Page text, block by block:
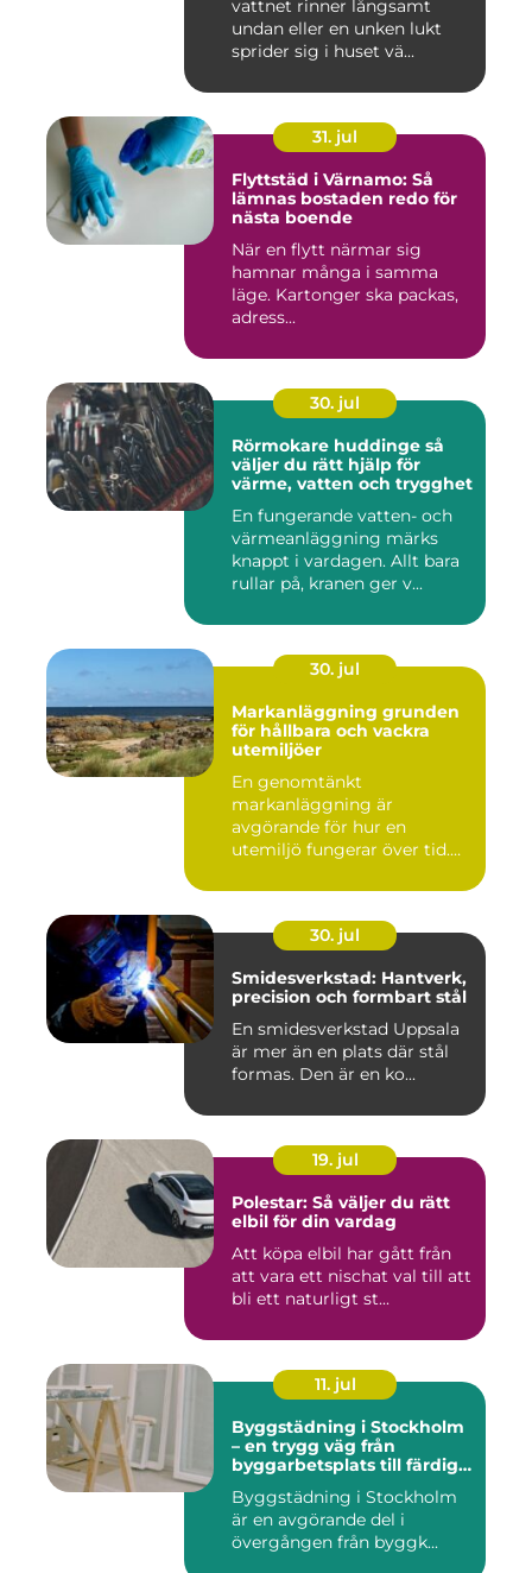
vattnet rinner långsamt
undan eller en unken lukt
sprider sig i huset vä...
31. jul
Flyttstäd i Värnamo: Så
lämnas bostaden redo för
nästa boende
När en flytt närmar sig
hamnar många i samma
läge. Kartonger ska packas,
adress...
30. jul
Rörmokare huddinge så
väljer du rätt hjälp för
värme, vatten och trygghet
En fungerande vatten- och
värmeanläggning märks
knappt i vardagen. Allt bara
rullar på, kranen ger v...
30. jul
Markanläggning grunden
för hållbara och vackra
utemiljöer
En genomtänkt
markanläggning är
avgörande för hur en
utemiljö fungerar över tid.
30. jul
Smidesverkstad: Hantverk,
precision och formbart stål
En smidesverkstad Uppsala
är mer än en plats där stål
formas. Den är en ko...
19. jul
Polestar: Så väljer du rätt
elbil för din vardag
Att köpa elbil har gått från
att vara ett nischat val till att
bli ett naturligt st...
11. jul
Byggstädning i Stockholm
– en trygg väg från
byggarbetsplats till färdig
Byggstädning i Stockholm
är en avgörande del i
övergången från byggk...